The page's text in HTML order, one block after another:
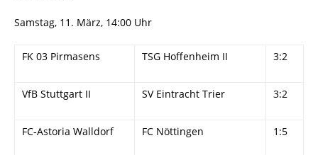
Samstag, 11. März, 14:00 Uhr
FK 03 Pirmasens TSG Hoffenheim II 3:2
VfB Stuttgart II SV Eintracht Trier 3:2
FC-Astoria Walldorf FC Nöttingen 1:5